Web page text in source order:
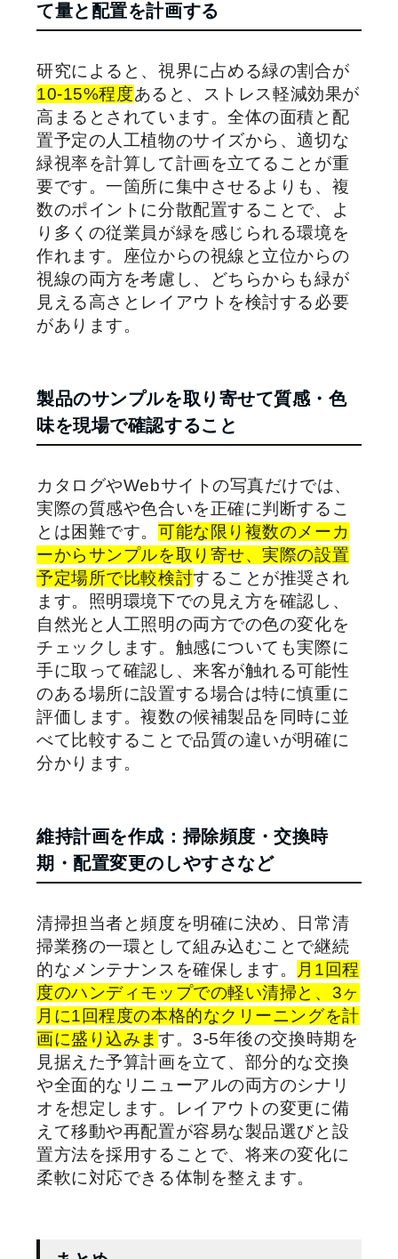
て量と配置を計画する
研究によると、視界に占める緑の割合が
10-15%程度あると、ストレス軽減効果が
高まるとされています。全体の面積と配
置予定の人工植物のサイズから、適切な
緑視率を計算して計画を立てることが重
要です。一箇所に集中させるよりも、複
数のポイントに分散配置することで、よ
り多くの従業員が緑を感じられる環境を
作れます。座位からの視線と立位からの
視線の両方を考慮し、どちらからも緑が
見える高さとレイアウトを検討する必要
があります。
製品のサンプルを取り寄せて質感・色
味を現場で確認すること
カタログやWebサイトの写真だけでは、
実際の質感や色合いを正確に判断するこ
とは困難です。 可能な限り複数のメーカ
ーからサンプルを取り寄せ、実際の設置
予定場所で比較検討することが推奨され
ます。照明環境下での見え方を確認し、
自然光と人工照明の両方での色の変化を
チェックします。触感についても実際に
手に取って確認し、来客が触れる可能性
のある場所に設置する場合は特に慎重に
評価します。複数の候補製品を同時に並
べて比較することで品質の違いが明確に
分かります。
維持計画を作成：掃除頻度・交換時
期・配置変更のしやすさなど
清掃担当者と頻度を明確に決め、日常清
掃業務の一環として組み込むことで継続
的なメンテナンスを確保します。
月1回程
度のハンディモップでの軽い清掃と、3ヶ
月に1回程度の本格的なクリーニングを計
画に盛り込みま す。3-5年後の交換時期を
見据えた予算計画を立て、部分的な交換
や全面的なリニューアルの両方のシナリ
オを想定します。レイアウトの変更に備
えて移動や再配置が容易な製品選びと設
置方法を採用することで、将来の変化に
柔軟に対応できる体制を整えます。